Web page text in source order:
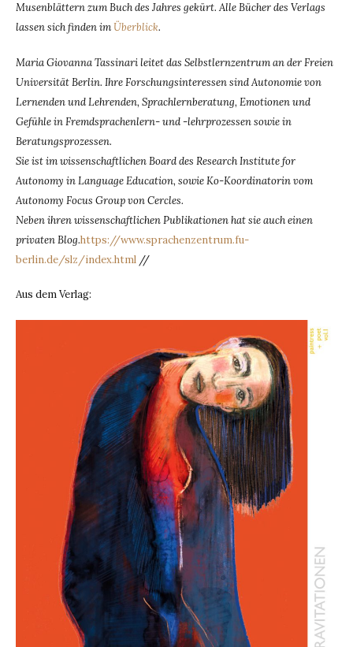
Musenblättern zum Buch des Jahres gekürt. Alle Bücher des Verlags
lassen sich finden imÜberblick.
Maria Giovanna Tassinari leitet das Selbstlernzentrum an der Freien
Universität Berlin. Ihre Forschungsinteressen sind Autonomie von
Lernenden und Lehrenden, Sprachlernberatung, Emotionen und
Gefühle in Fremdsprachenlern- und -lehrprozessen sowie in
Beratungsprozessen.
Sie ist im wissenschaftlichen Board des Research Institute for
Autonomy in Language Education, sowie Ko-Koordinatorin vom
Autonomy Focus Group von Cercles.
Neben ihren wissenschaftlichen Publikationen hat sie auch einen
privaten Blog.https://www.sprachenzentrum.fu-
berlin.de/slz/index.html //
Aus dem Verlag: